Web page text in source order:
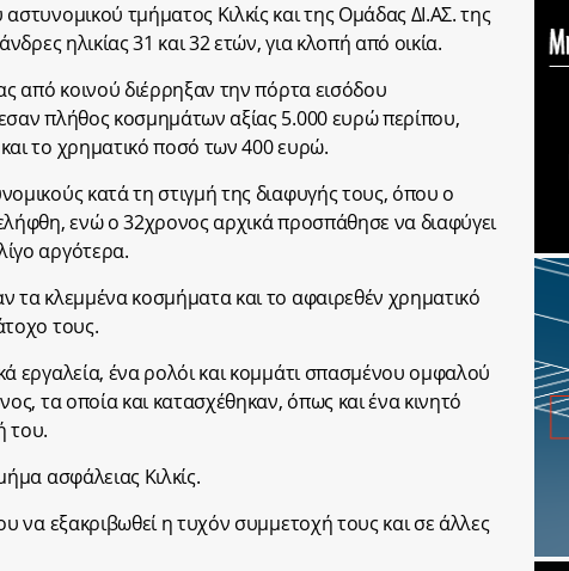
τμήματος Κιλκίς και της Ομάδας ΔΙ.ΑΣ. της
ηλικίας 31 και 32 ετών, για κλοπή από οικία.
από κοινού διέρρηξαν την πόρτα εισόδου
πλήθος κοσμημάτων αξίας 5.000 ευρώ περίπου,
το χρηματικό ποσό των 400 ευρώ.
κατά τη στιγμή της διαφυγής τους, όπου ο
ενώ ο 32χρονος αρχικά προσπάθησε να διαφύγει
αργότερα.
τα κλεμμένα κοσμήματα και το αφαιρεθέν χρηματικό
τους.
εργαλεία, ένα ρολόι και κομμάτι σπασμένου ομφαλού
τα οποία και κατασχέθηκαν, όπως και ένα κινητό
του.
ασφάλειας Κιλκίς.
να εξακριβωθεί η τυχόν συμμετοχή τους και σε άλλες